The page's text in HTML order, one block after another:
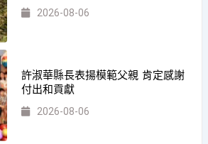
2026-08-06
許淑華縣長表揚模範父親 肯定感謝
付出和貢獻
2026-08-06